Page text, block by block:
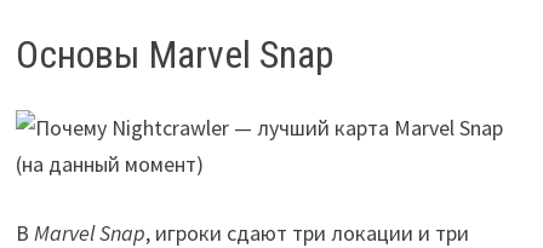
Основы Marvel Snap
В Marvel Snap, игроки сдают три локации и три